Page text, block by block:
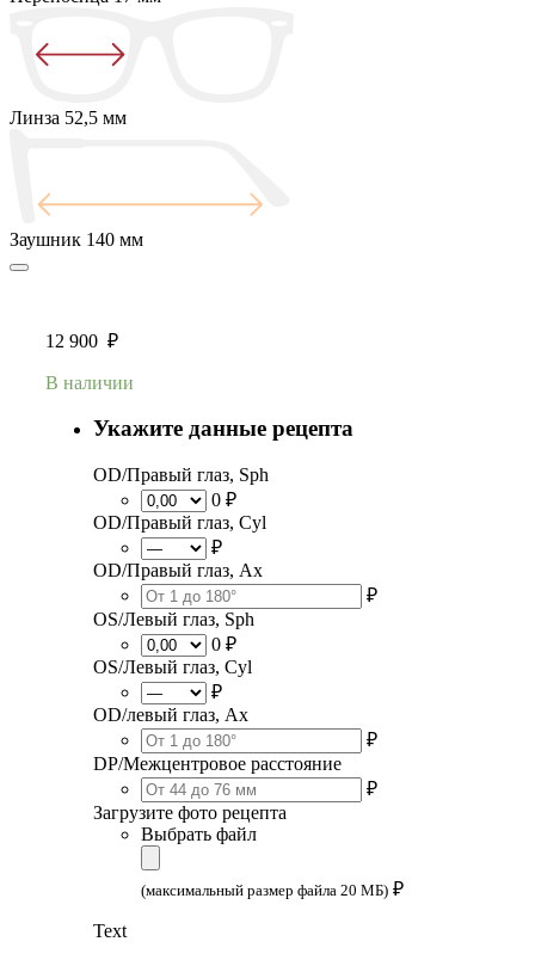
Линза 52,5 мм
Заушник 140 мм
12 900 ₽
В наличии
Укажите данные рецепта
OD/Правый глаз, Sph
0 ₽
OD/Правый глаз, Cyl
₽
OD/Правый глаз, Ax
₽
OS/Левый глаз, Sph
0 ₽
OS/Левый глаз, Cyl
₽
OD/левый глаз, Ax
₽
DP/Межцентровое расстояние
₽
Загрузите фото рецепта
Выбрать файл
(максимальный размер файла 20 МБ) ₽
Text